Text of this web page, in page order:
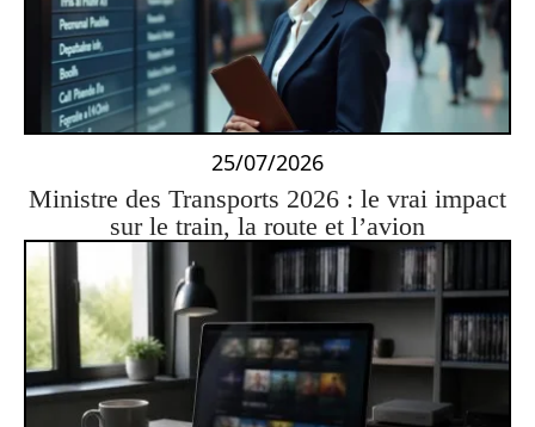
25/07/2026
Ministre des Transports 2026 : le vrai impact
sur le train, la route et l’avion